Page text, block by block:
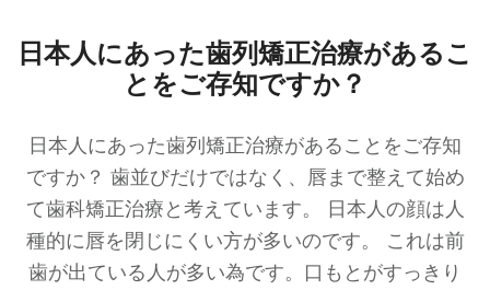
日本人にあった歯列矯正治療があるこ
とをご存知ですか？
日本人にあった歯列矯正治療があることをご存知
ですか？ 歯並びだけではなく、唇まで整えて始め
て歯科矯正治療と考えています。 日本人の顔は人
種的に唇を閉じにくい方が多いのです。 これは前
歯が出ている人が多い為です。口もとがすっきり